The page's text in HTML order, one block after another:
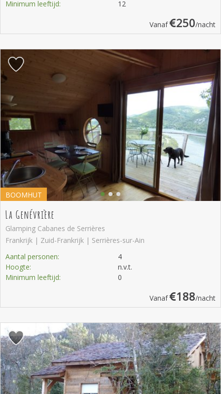
Minimum leeftijd:
12
Vanaf 250/nacht
BOOMHUT
La Genévrière
Glamping Cabanes de Serrières
Frankrijk | Zuid-Frankrijk | Serrières-sur-Ain
Aantal personen:
4
Hoogte:
n.v.t.
Minimum leeftijd:
0
Vanaf 188/nacht